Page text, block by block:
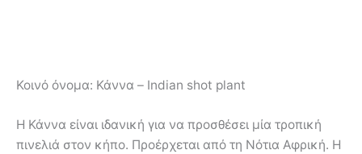
Κοινό όνομα: Κάννα – Indian shot plant
Η Κάννα είναι ιδανική για να προσθέσει μία τροπική
πινελιά στον κήπο. Προέρχεται από τη Νότια Αφρική. Η